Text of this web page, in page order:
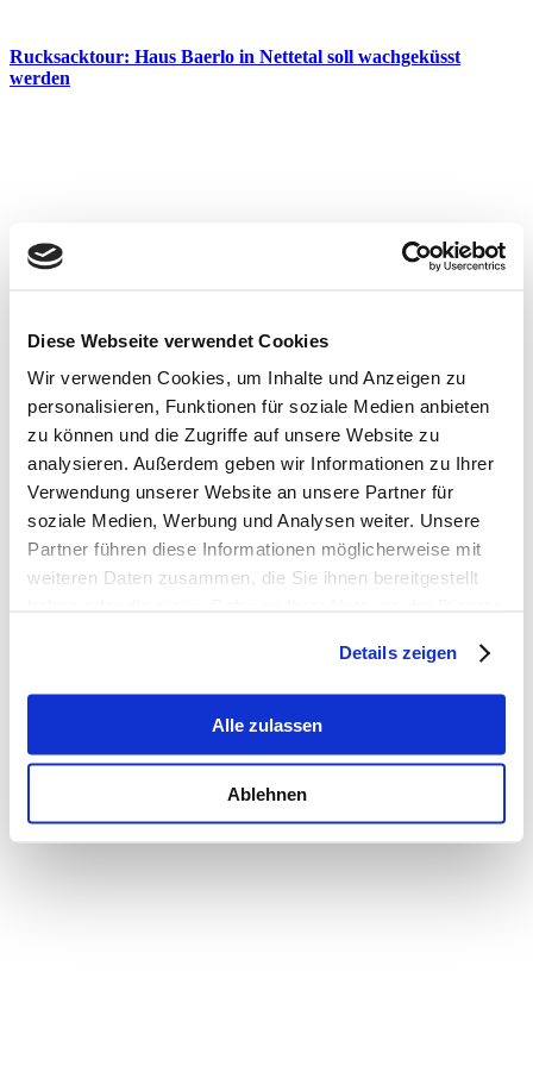
Diese Webseite verwendet Cookies
Wir verwenden Cookies, um Inhalte und Anzeigen zu
personalisieren, Funktionen für soziale Medien anbieten
zu können und die Zugriffe auf unsere Website zu
analysieren. Außerdem geben wir Informationen zu Ihrer
Verwendung unserer Website an unsere Partner für
soziale Medien, Werbung und Analysen weiter. Unsere
Partner führen diese Informationen möglicherweise mit
weiteren Daten zusammen, die Sie ihnen bereitgestellt
Details zeigen
Alle zulassen
Ablehnen
Rucksacktour: Haus Baerlo in Nettetal soll wachgeküsst
werden